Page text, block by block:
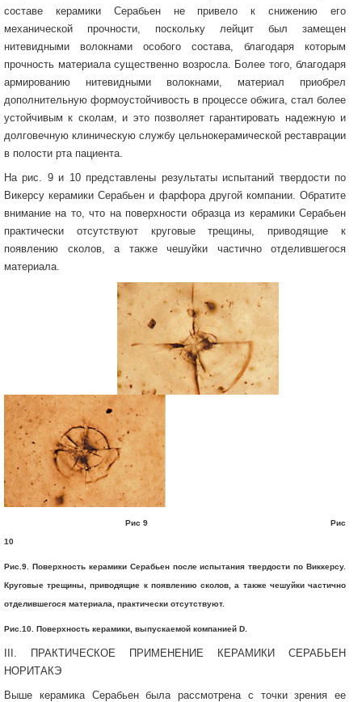
составе керамики Серабьен не привело к снижению его
механической прочности, поскольку лейцит был замещен
нитевидными волокнами особого состава, благодаря которым
прочность материала существенно возросла. Более того, благодаря
армированию нитевидными волокнами, материал приобрел
дополнительную формоустойчивость в процессе обжига, стал более
устойчивым к сколам, и это позволяет гарантировать надежную и
долговечную клиническую службу цельнокерамической реставрации
в полости рта пациента.
На рис. 9 и 10 представлены результаты испытаний твердости по
Викерсу керамики Серабьен и фарфора другой компании. Обратите
внимание на то, что на поверхности образца из керамики Серабьен
практически отсутствуют круговые трещины, приводящие к
появлению сколов, а также чешуйки частично отделившегося
материала.
Рис 9 Рис
10
Рис.9. Поверхность керамики Серабьен после испытания твердости по Виккерсу.
Круговые трещины, приводящие к появлению сколов, а также чешуйки частично
отделившегося материала, практически отсутствуют.
Рис.10. Поверхность керамики, выпускаемой компанией D.
III. ПРАКТИЧЕСКОЕ ПРИМЕНЕНИЕ КЕРАМИКИ СЕРАБЬЕН
НОРИТАКЭ
Выше керамика Серабьен была рассмотрена с точки зрения ее